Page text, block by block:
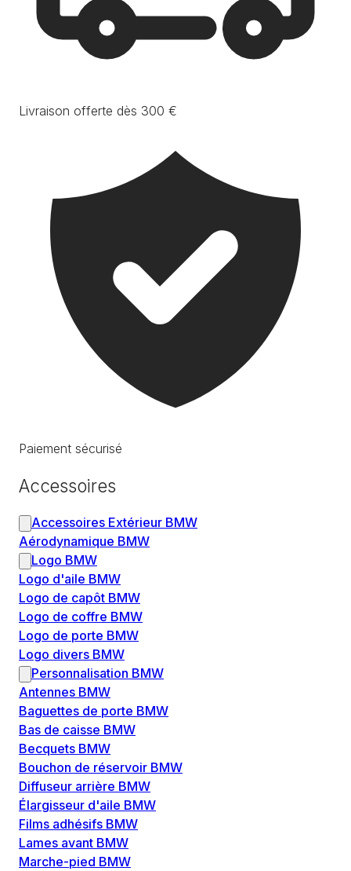
Livraison offerte dès 300 €
Paiement sécurisé
Accessoires
Accessoires Extérieur BMW
Aérodynamique BMW
Logo BMW
Logo d'aile BMW
Logo de capôt BMW
Logo de coffre BMW
Logo de porte BMW
Logo divers BMW
Personnalisation BMW
Antennes BMW
Baguettes de porte BMW
Bas de caisse BMW
Becquets BMW
Bouchon de réservoir BMW
Diffuseur arrière BMW
Élargisseur d'aile BMW
Films adhésifs BMW
Lames avant BMW
Marche-pied BMW